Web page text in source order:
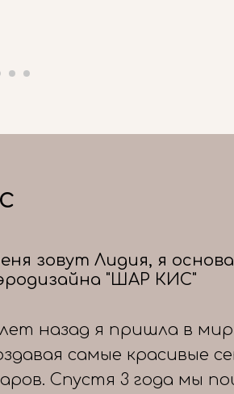
зовут Лидия, я
"ШАР КИС"
назад я пришла в
самые красивые
Спустя 3 года мы